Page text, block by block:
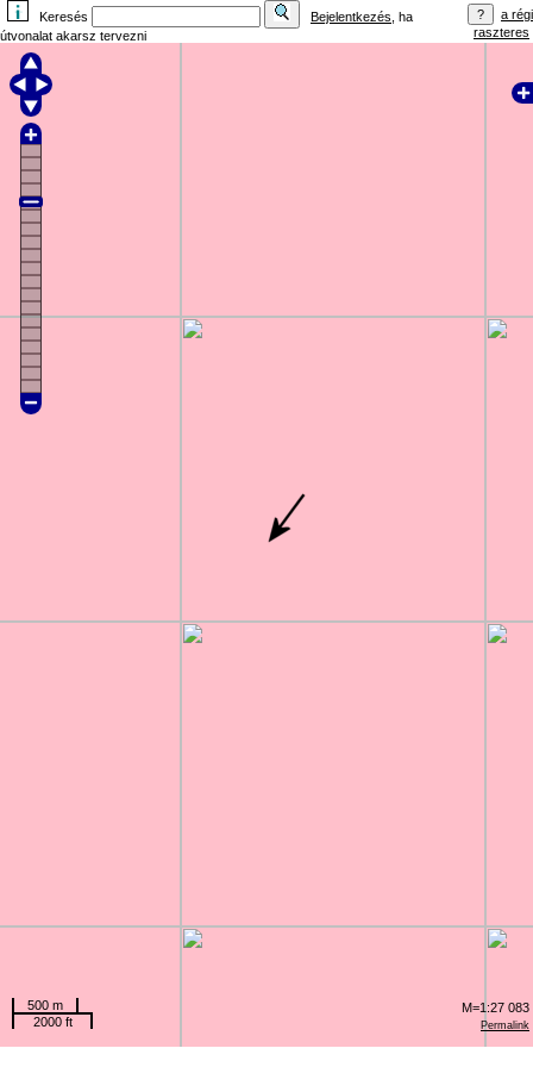
Keresés Bejelentkezés , ha
útvonalat akarsz tervezni
a régi
raszteres
Permalink
500 m
2000 ft
M=1:27 083